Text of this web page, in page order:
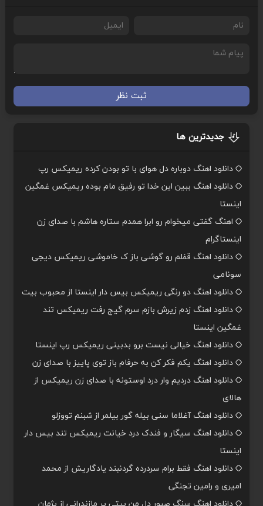
ثبت نظر
جدیدترین ها
دانلود اهنگ دوباره دل هوای با تو بودن کرده ریمیکس رپ
دانلود اهنگ ببین این خدا تو رفیق مام بوده ریمیکس غمگین
اینستا
اهنگ گفتی میخوام رو ابرا همدم ستاره هاشم با صدای زن
اینستاگرام
دانلود اهنگ قفلم رو گوشی باز ک خاموشی ریمیکس دیجی
سونامی
دانلود اهنگ دو رنگی ریمیکس بیس دار اینستا از محبوب بیت
دانلود اهنگ زدم زیرش بازم سرم گیج رفت ریمیکس تند
غمگین اینستا
دانلود اهنگ خیالی نیست برو بدبینی ریمیکس رپ اینستا
دانلود اهنگ یکم فکر کن به حرفام باز توی پاییز با صدای زن
دانلود اهنگ دردیم وار درد اوستونه با صدای زن ریمیکس از
هالای
دانلود اهنگ آغلاما سنی بیله گور بیلمر از شبنم تووزلو
دانلود اهنگ سیگار و فندک درد خیانت ریمیکس تند بیس دار
اینستا
دانلود اهنگ فقط برام سردرده گردنبند یادگاریش از محمد
امیری و رامین تجنگی
دانلود اهنگ سنگ صبور دل من بیتی پر مازندرانی از پژمان